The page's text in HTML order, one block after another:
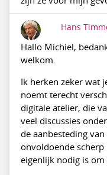
Hans
Hallo Michiel,
welkom.
Ik herken zeker wat
noemt terecht
digitale atelier, die
veel discussies
de aanbesteding
onvoldoende
eigenlijk nodig is